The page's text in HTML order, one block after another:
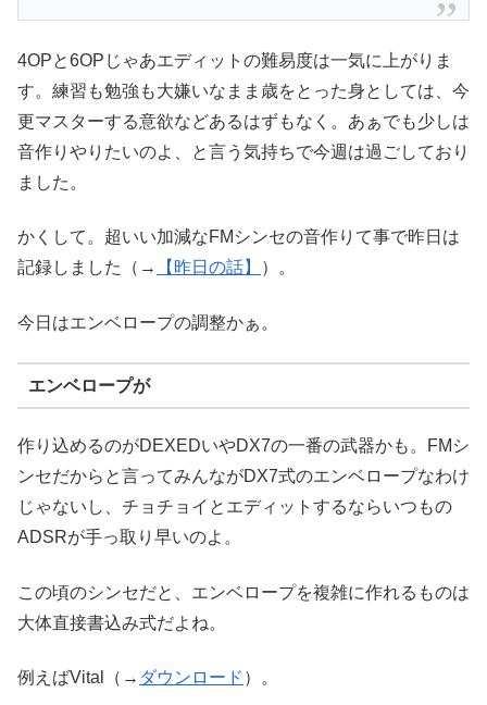
4OPと6OPじゃあエディットの難易度は一気に上がりま
す。練習も勉強も大嫌いなまま歳をとった身としては、今
更マスターする意欲などあるはずもなく。あぁでも少しは
音作りやりたいのよ、と言う気持ちで今週は過ごしており
ました。
かくして。超いい加減なFMシンセの音作りて事で昨日は
記録しました（→
【昨日の話】 ）。
今日はエンベロープの調整かぁ。
エンベロープが
作り込めるのがDEXEDいやDX7の一番の武器かも。FMシ
ンセだからと言ってみんながDX7式のエンベロープなわけ
じゃないし、チョチョイとエディットするならいつもの
ADSRが手っ取り早いのよ。
この頃のシンセだと、エンベロープを複雑に作れるものは
大体直接書込み式だよね。
例えばVital（→ ダウンロード ）。